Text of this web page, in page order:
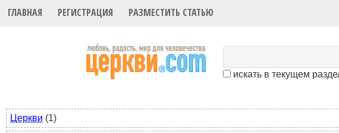
ГЛАВНАЯ РЕГИСТРАЦИЯ РАЗМЕСТИТЬ СТАТЬЮ
искать в текущем
Церкви (1)